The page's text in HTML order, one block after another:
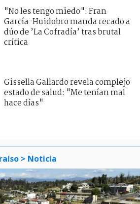
"No les tengo miedo": Fran
García-Huidobro manda recado a
dúo de ’La Cofradía’ tras brutal
crítica
Gissella Gallardo revela complejo
estado de salud: "Me tenían mal
hace días"
> Noticia